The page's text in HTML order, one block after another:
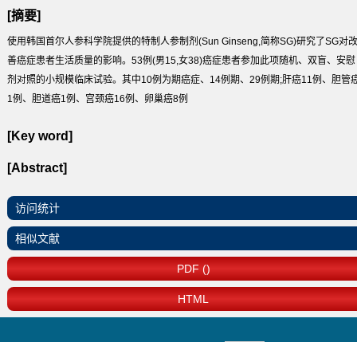
[摘要]
使用韩国首尔人参科学院提供的特制人参制剂(Sun Ginseng,简称SG)研究了SG对改
善癌症患者生活质量的影响。53例(男15,女38)癌症患者参加此项随机、双盲、安慰
剂对照的小规模临床试验。其中10例为期癌症、14例期、29例期;肝癌11例、胆管
1例、胆道癌1例、宫颈癌16例、卵巢癌8例
[Key word]
[Abstract]
访问统计
相似文献
PDF ()
HTML